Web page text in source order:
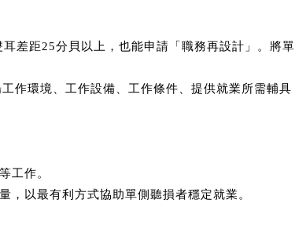
差距25分貝以上，也能申請「職務再設計」。將單
作環境、工作設備、工作條件、提供就業所需輔具
工作。
以最有利方式協助單側聽損者穩定就業。